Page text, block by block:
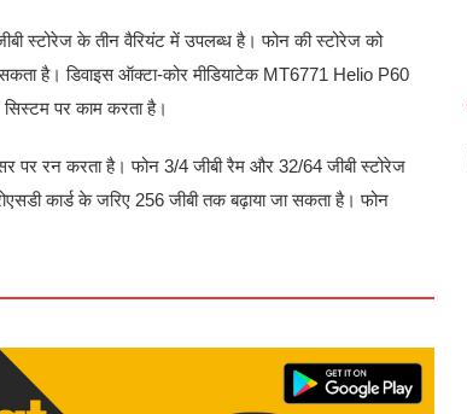
स्टोरेज के तीन वैरियंट में उपलब्ध है। फोन की स्टोरेज को
सकता है। डिवाइस ऑक्टा-कोर मीडियाटेक MT6771 Helio P60
पर काम करता है।
पर रन करता है। फोन 3/4 जीबी रैम और 32/64 जीबी स्टोरेज
कार्ड के जरिए 256 जीबी तक बढ़ाया जा सकता है। फोन